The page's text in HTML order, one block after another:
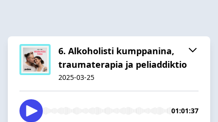
6. Alkoholisti kumppanina,
traumaterapia ja peliaddiktio
2025-03-25
01:01:37